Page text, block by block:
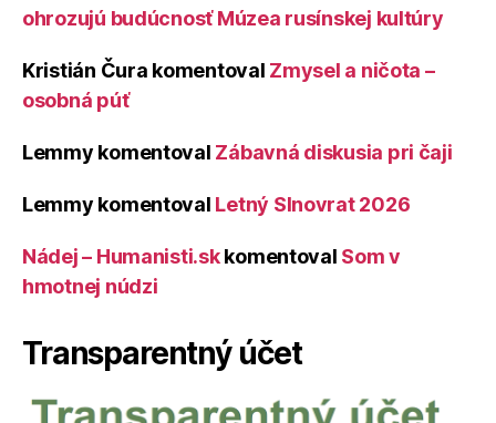
ohrozujú budúcnosť Múzea rusínskej kultúry
Kristián Čura komentoval Zmysel a ničota –
osobná púť
Lemmy komentoval Zábavná diskusia pri čaji
Lemmy komentoval Letný Slnovrat 2026
Nádej – Humanisti.skkomentoval Som v
hmotnej núdzi
Transparentný účet